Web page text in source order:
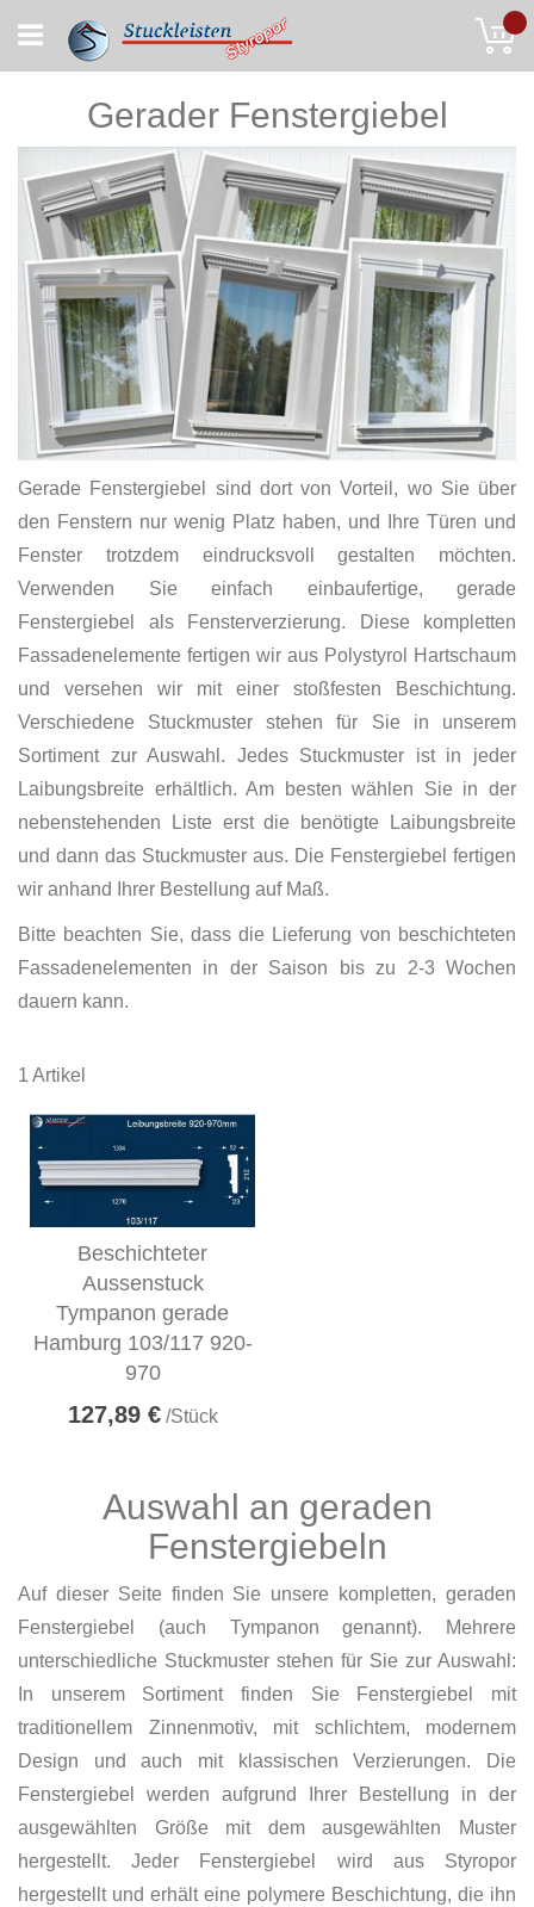
to
Content
Gerader Fenstergiebel
Gerade Fenstergiebel sind dort von Vorteil, wo Sie über
den Fenstern nur wenig Platz haben, und Ihre Türen und
Fenster trotzdem eindrucksvoll gestalten möchten.
Verwenden Sie einfach einbaufertige, gerade
Fenstergiebel als Fensterverzierung. Diese kompletten
Fassadenelemente fertigen wir aus Polystyrol Hartschaum
und versehen wir mit einer stoßfesten Beschichtung.
Verschiedene Stuckmuster stehen für Sie in unserem
Sortiment zur Auswahl. Jedes Stuckmuster ist in jeder
Laibungsbreite erhältlich. Am besten wählen Sie in der
nebenstehenden Liste erst die benötigte Laibungsbreite
und dann das Stuckmuster aus. Die Fenstergiebel fertigen
wir anhand Ihrer Bestellung auf Maß.
Bitte beachten Sie, dass die Lieferung von beschichteten
Fassadenelementen in der Saison bis zu 2-3 Wochen
dauern kann.
1 Artikel
Beschichteter
Aussenstuck
Tympanon gerade
Hamburg 103/117 920-
970
127,89 €/Stück
Auswahl an geraden
Fenstergiebeln
Auf dieser Seite finden Sie unsere kompletten, geraden
Fenstergiebel (auch Tympanon genannt). Mehrere
unterschiedliche Stuckmuster stehen für Sie zur Auswahl:
In unserem Sortiment finden Sie Fenstergiebel mit
traditionellem Zinnenmotiv, mit schlichtem, modernem
Design und auch mit klassischen Verzierungen. Die
Fenstergiebel werden aufgrund Ihrer Bestellung in der
ausgewählten Größe mit dem ausgewählten Muster
hergestellt. Jeder Fenstergiebel wird aus Styropor
hergestellt und erhält eine polymere Beschichtung, die ihn